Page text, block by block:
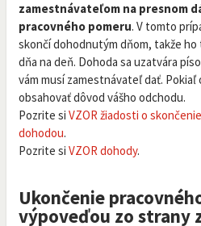
zamestnávateľom na presnom
pracovného pomeru. V tomto
skončí dohodnutým dňom, takže
dňa na deň. Dohoda sa uzatvára
vám musí zamestnávateľ dať.
obsahovať dôvod vášho odchodu.
Pozrite si VZOR žiadosti o
dohodou.
Pozrite si VZOR dohody.
Ukončenie
výpoveďou zo strany